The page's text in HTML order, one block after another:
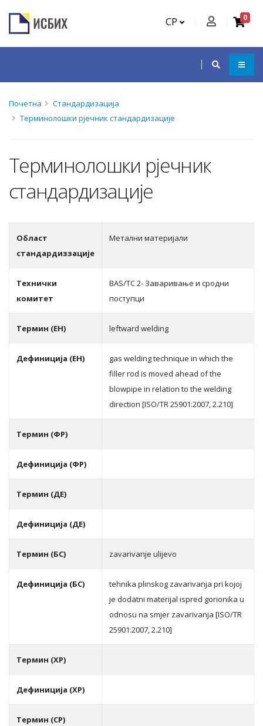
СР 0
Почетна
Стандардизација
Терминолошки рјечник стандардизације
Терминолошки рјечник
стандардизације
Област
стандардиззације
Метални материјали
Teхнички
комитет
BAS/TC 2- Заваривање и сродни
поступци
Термин (ЕН) leftward welding
Дефиниција (ЕН)
gas welding technique in which the
filler rod is moved ahead of the
blowpipe in relation to the welding
direction [ISO/TR 25901:2007, 2.210]
Термин (ФР)
Дефиниција (ФР)
Термин (ДЕ)
Дефиниција (ДЕ)
Термин (БС) zavarivanje ulijevo
Дефиниција (БС)
tehnika plinskog zavarivanja pri kojoj
je dodatni materijal ispred gorionika u
odnosu na smjer zavarivanja [ISO/TR
25901:2007, 2.210]
Термин (ХР)
Дефиниција (ХР)
Термин (СР)